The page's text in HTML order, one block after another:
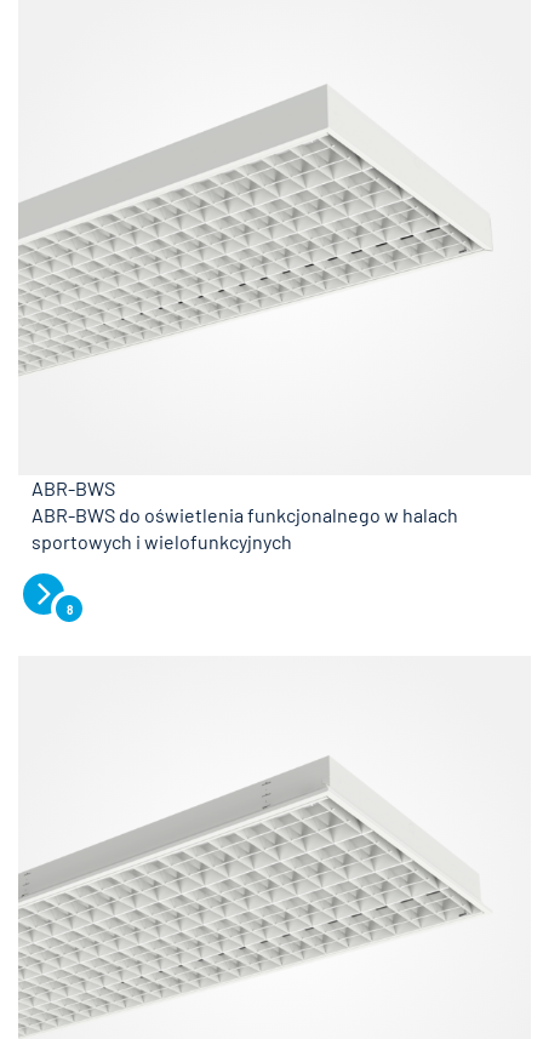
ABR-BWS
ABR-BWS do oświetlenia funkcjonalnego w halach
sportowych i wielofunkcyjnych
8